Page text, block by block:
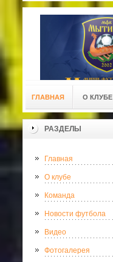
ГЛАВНАЯ О КЛУБЕ
РАЗДЕЛЫ
Главная
О клубе
Команда
Новости футбола
Видео
Фотогалерея